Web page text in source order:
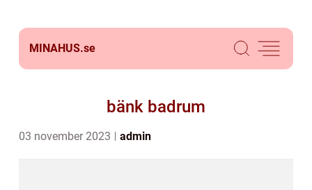
MINAHUS.se
bänk badrum
03 november 2023 admin